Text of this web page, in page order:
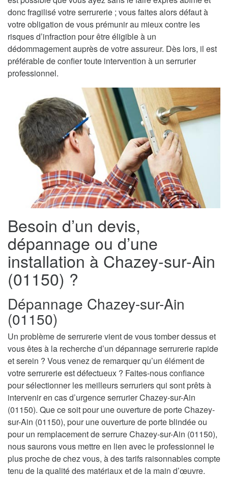
donc fragilisé votre serrurerie ; vous faites alors défaut à
votre obligation de vous prémunir au mieux contre les
risques d’infraction pour être éligible à un
dédommagement auprès de votre assureur. Dès lors, il est
préférable de confier toute intervention à un serrurier
professionnel.
Besoin d’un devis,
dépannage ou d’une
installation à Chazey-sur-Ain
(01150) ?
Dépannage Chazey-sur-Ain
(01150)
Un problème de serrurerie vient de vous tomber dessus et
vous êtes à la recherche d’un dépannage serrurerie rapide
et serein ? Vous venez de remarquer qu’un élément de
votre serrurerie est défectueux ? Faites-nous confiance
pour sélectionner les meilleurs serruriers qui sont prêts à
intervenir en cas d’urgence serrurier Chazey-sur-Ain
(01150). Que ce soit pour une ouverture de porte Chazey-
sur-Ain (01150), pour une ouverture de porte blindée ou
pour un remplacement de serrure Chazey-sur-Ain (01150),
nous saurons vous mettre en lien avec le professionnel le
plus proche de chez vous, à des tarifs raisonnables compte
tenu de la qualité des matériaux et de la main d’œuvre.